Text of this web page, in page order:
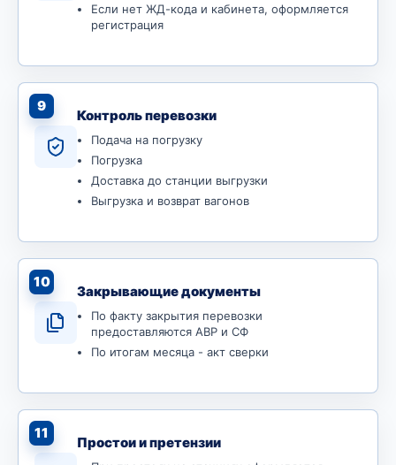
Если нет ЖД-кода и кабинета, оформляется
регистрация
9
Контроль перевозки
Подача на погрузку
Погрузка
Доставка до станции выгрузки
Выгрузка и возврат вагонов
10
Закрывающие документы
По факту закрытия перевозки
предоставляются АВР и СФ
По итогам месяца - акт сверки
11
Простои и претензии